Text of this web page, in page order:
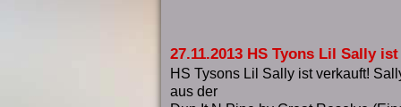
27.11.2013 HS Tyons Lil Sally
HS Tysons Lil Sally ist verkauft!
aus der